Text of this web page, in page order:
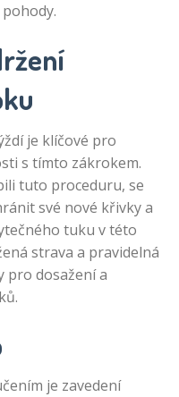
je klíčové pro
s tímto zákrokem.
tuto proceduru, se
své nové křivky a
tuku v této
strava a pravidelná
pro dosažení a
je zavedení